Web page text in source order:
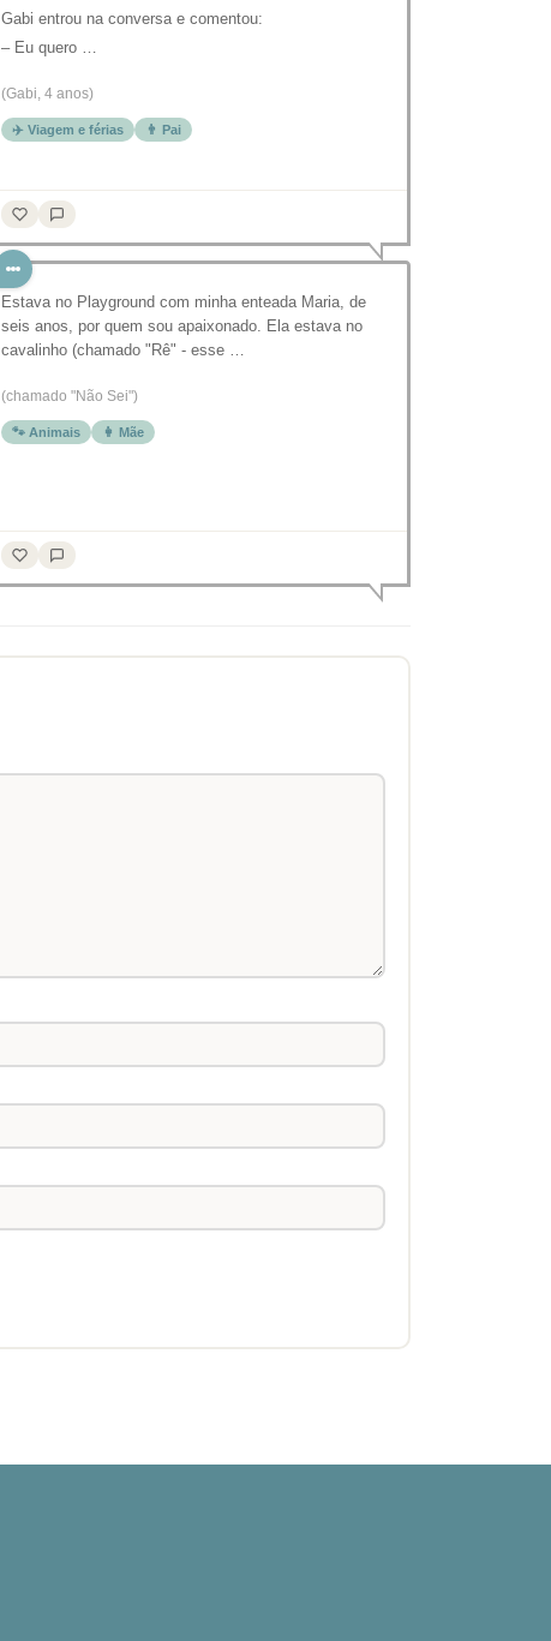
Gabi entrou na conversa e comentou:
– Eu quero …
(Gabi, 4 anos)
✈️ Viagem e férias 👨 Pai
Estava no Playground com minha enteada Maria, de
seis anos, por quem sou apaixonado. Ela estava no
cavalinho (chamado "Rê" - esse …
(chamado "Não Sei")
🐾 Animais 👩 Mãe